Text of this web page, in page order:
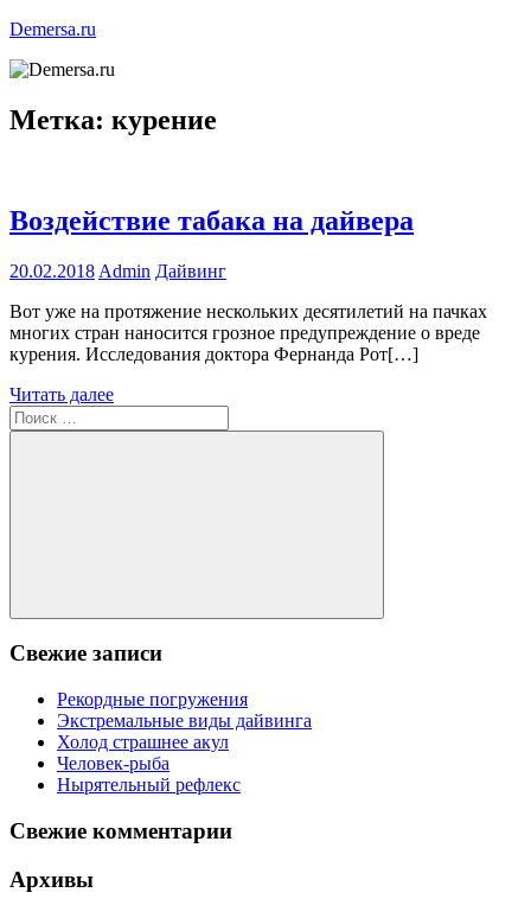
Перейти
содержимому
Demersa.ru
в
морские
Метка: курение
Воздействие табака на дайвера
20.02.2018 Admin Дайвинг
Вот уже на протяжение нескольких десятилетий на пачках
многих стран наносится грозное предупреждение о вреде
курения. Исследования доктора Фернанда Рот[…]
Читать далее
Поиск
для:
Поиск
Свежие записи
Рекордные погружения
Экстремальные виды дайвинга
Холод страшнее акул
Человек-рыба
Нырятельный рефлекс
Свежие комментарии
Архивы